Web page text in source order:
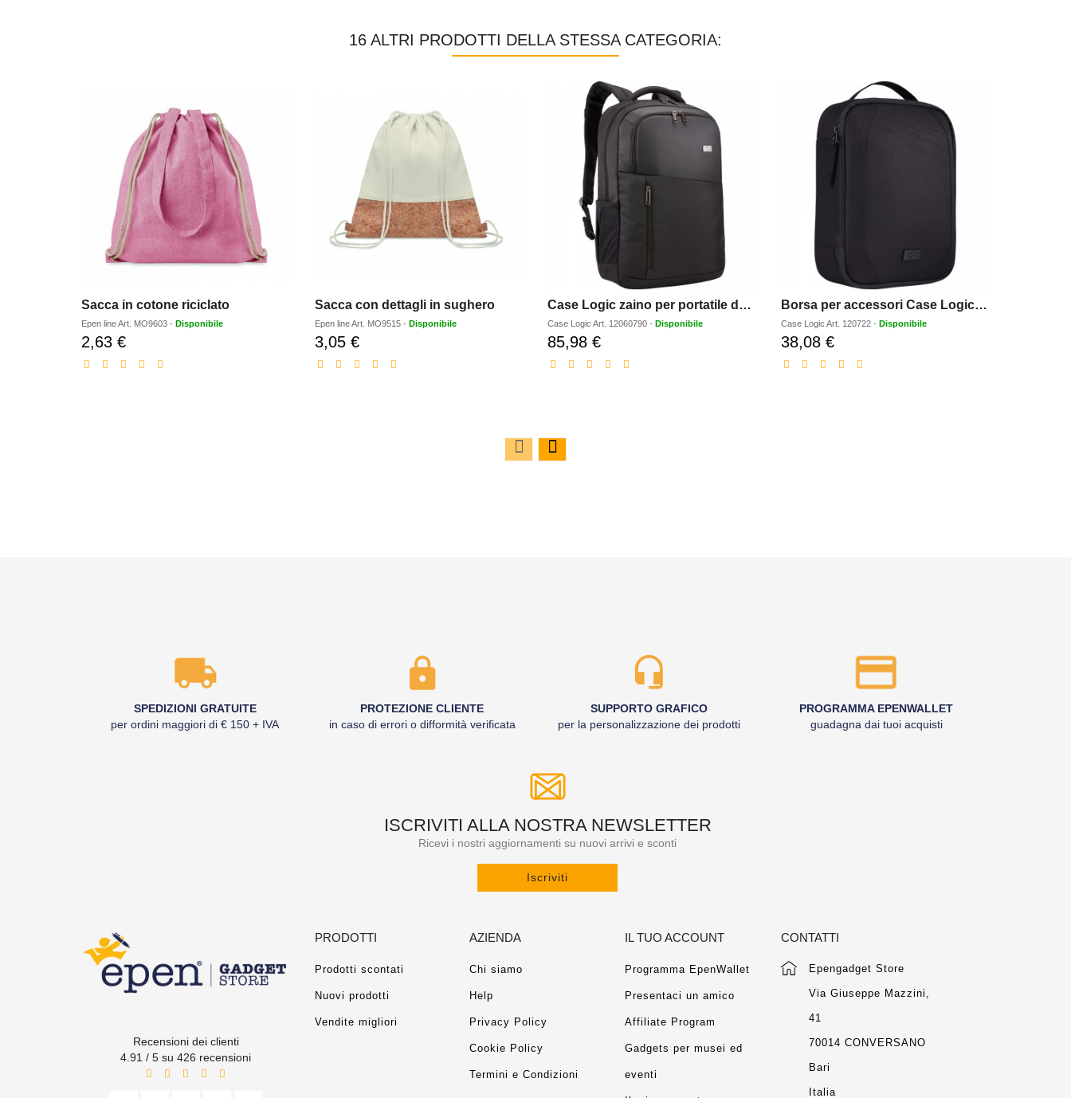
16 ALTRI PRODOTTI DELLA STESSA CATEGORIA:
Sacca in cotone riciclato
Epen lineArt. MO9603 - Disponibile
2,63 €Prezzo
Sacca con dettagli in sughero
Epen lineArt. MO9515- Disponibile
3,05 €Prezzo
Case Logic zaino per portatile da 156 Propel - 20L
Case Logic Art. 12060790 - Disponibile
85,98 €Prezzo
Borsa per accessori Case Logic Invigo in materiale riciclato
Case Logic Art. 120722- Disponibile
38,08 €Prezzo
SPEDIZIONI GRATUITE
per ordini maggiori di € 150 + IVA
PROTEZIONE CLIENTE
in caso di errori o difformità verificata
SUPPORTO GRAFICO
per la personalizzazione dei prodotti
PROGRAMMA EPENWALLET
guadagna dai tuoi acquisti
ISCRIVITI ALLA NOSTRA NEWSLETTER
Ricevi i nostri aggiornamenti su nuovi arrivi e sconti
Iscriviti
Recensioni dei clienti
4.91 / 5 su 426 recensioni
PRODOTTI
Prodotti scontati
Nuovi prodotti
Vendite migliori
AZIENDA
Chi siamo
Help
Privacy Policy
Cookie Policy
Termini e Condizioni
IL TUO ACCOUNT
Programma EpenWallet
Presentaci un amico
Affiliate Program
Gadgets per musei ed
eventi
CONTATTI
Epengadget Store
Via Giuseppe Mazzini,
41
70014 CONVERSANO
Bari
Italia